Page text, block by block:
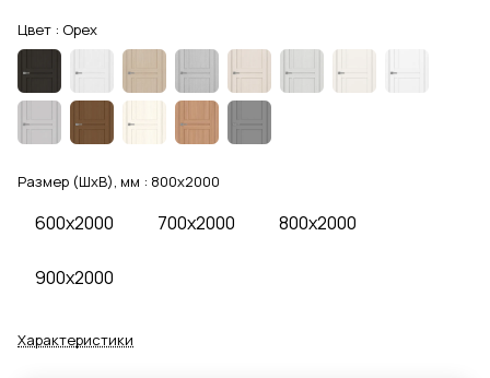
Цвет : Орех
Размер (ШхВ), мм : 800x2000
600x2000 700x2000 800x2000
900x2000
Характеристики